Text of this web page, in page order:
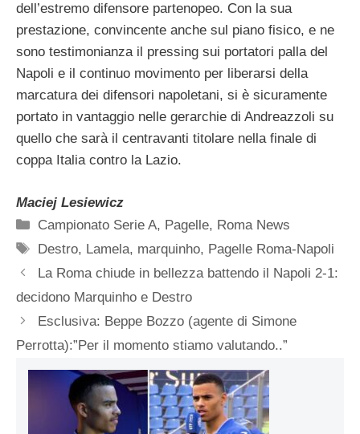
dell’estremo difensore partenopeo. Con la sua
prestazione, convincente anche sul piano fisico, e ne
sono testimonianza il pressing sui portatori palla del
Napoli e il continuo movimento per liberarsi della
marcatura dei difensori napoletani, si è sicuramente
portato in vantaggio nelle gerarchie di Andreazzoli su
quello che sarà il centravanti titolare nella finale di
coppa Italia contro la Lazio.
Maciej Lesiewicz
Categorie
Campionato Serie A, Pagelle, Roma News
Tag
Destro, Lamela, marquinho, Pagelle Roma-Napoli
La Roma chiude in bellezza battendo il Napoli 2-1:
decidono Marquinho e Destro
Esclusiva: Beppe Bozzo (agente di Simone
Perrotta):”Per il momento stiamo valutando..”